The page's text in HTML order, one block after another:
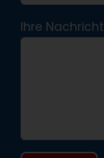
Ihre Nachricht